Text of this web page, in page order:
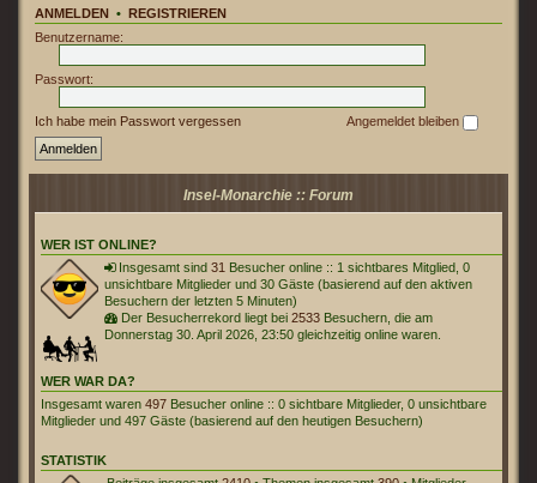
ANMELDEN • REGISTRIEREN
Benutzername:
Passwort:
Ich habe mein Passwort vergessen Angemeldet bleiben
Insel-Monarchie :: Forum
WER IST ONLINE?
Insgesamt sind 31 Besucher online :: 1 sichtbares Mitglied, 0
unsichtbare Mitglieder und 30 Gäste (basierend auf den aktiven
Besuchern der letzten 5 Minuten)
Der Besucherrekord liegt bei 2533 Besuchern, die am
Donnerstag 30. April 2026, 23:50 gleichzeitig online waren.
WER WAR DA?
Insgesamt waren 497 Besucher online :: 0 sichtbare Mitglieder, 0 unsichtbare
Mitglieder und 497 Gäste (basierend auf den heutigen Besuchern)
STATISTIK